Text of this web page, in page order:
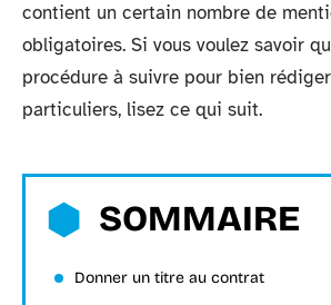
contient un certain nombre de
obligatoires. Si vous voulez savoir
procédure à suivre pour bien
particuliers, lisez ce qui suit.
SOMMAIRE
Donner un titre au contrat